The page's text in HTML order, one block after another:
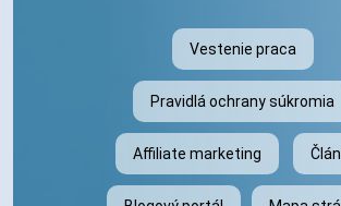
Vestenie praca
Pravidlá ochrany súkromia
Affiliate marketing